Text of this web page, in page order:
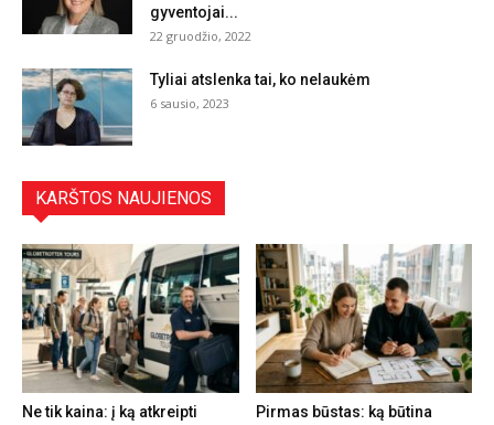
gyventojai...
22 gruodžio, 2022
Tyliai atslenka tai, ko nelaukėm
6 sausio, 2023
KARŠTOS NAUJIENOS
Ne tik kaina: į ką atkreipti
Pirmas būstas: ką būtina